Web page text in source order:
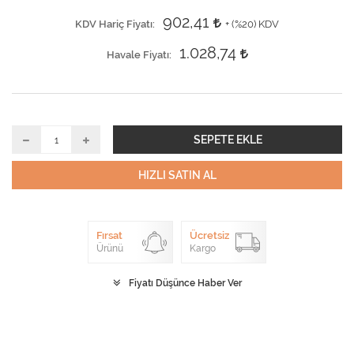
KDV Hariç Fiyatı 902,41 + (%20) KDV
Havale Fiyatı 1.028,74
SEPETE EKLE
HIZLI SATIN AL
Fırsat
Ürünü
Ücretsiz
Kargo
Fiyatı Düşünce Haber Ver